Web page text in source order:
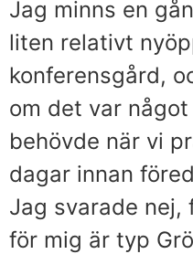
Jag minns en
liten relativt
konferensgård,
om det var
behövde när vi
dagar innan
Jag svarade nej,
för mig är typ